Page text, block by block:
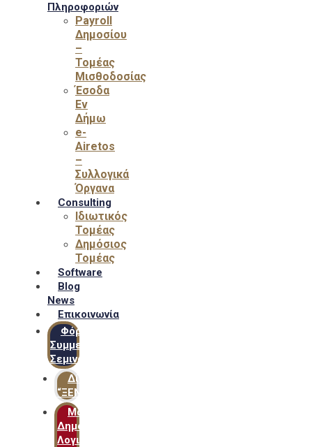
Πληροφοριών
Payroll
Δημοσίου
–
Τομέας
Μισθοδοσίας
Έσοδα
Εν
Δήμω
e-
Airetos
–
Συλλογικά
Όργανα
Consulting
Ιδιωτικός
Τομέας
Δημόσιος
Τομέας
Software
Blog
News
Επικοινωνία
Φόρμα
Συμμετοχής
Σεμιναρίων
Δίκτυο
“ΞΕΝΟΦΩΝ”
Μακροχρόνιο
Δημόσιο
Λογιστικό